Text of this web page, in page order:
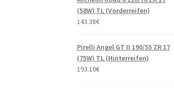
(58W) TL (Vorderreifen)
143.38€
Pirelli Angel GT II 190/55 ZR 17
(75W) TL (Hinterreifen)
193.10€